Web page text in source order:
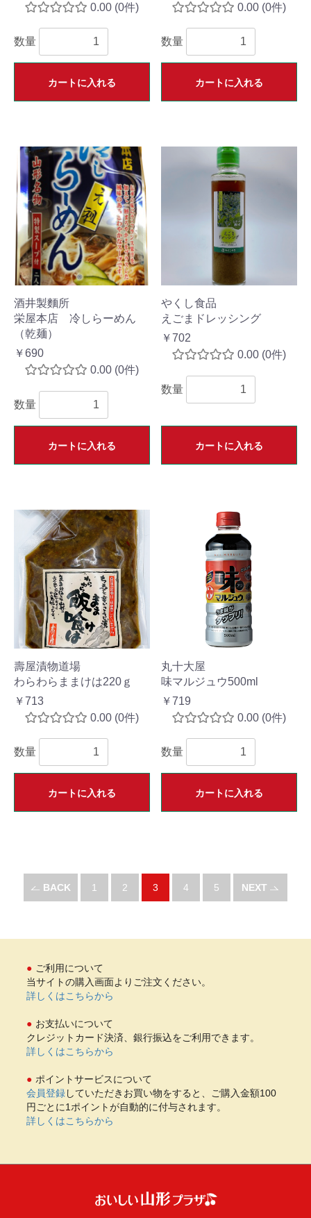
0.00 (0件)
数量
カートに入れる
0.00 (0件)
数量
カートに入れる
酒井製麵所
栄屋本店 冷しらーめん
（乾麺）
￥690
0.00 (0件)
数量
カートに入れる
やくし食品
えごまドレッシング
￥702
0.00 (0件)
数量
カートに入れる
壽屋漬物道場
わらわらままけは220ｇ
￥713
0.00 (0件)
数量
カートに入れる
丸十大屋
味マルジュウ500ml
￥719
0.00 (0件)
数量
カートに入れる
BACK 1 2 3 4 5 NEXT
ご利用について
当サイトの購入画面よりご注文ください。
詳しくはこちらから
お支払いについて
クレジットカード決済、銀行振込をご利用できます。
詳しくはこちらから
ポイントサービスについて
会員登録していただきお買い物をすると、ご購入金額100
円ごとに1ポイントが自動的に付与されます。
詳しくはこちらから